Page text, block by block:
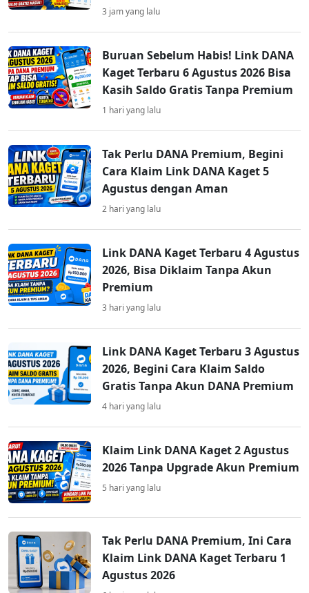
3 jam yang lalu
Buruan Sebelum Habis! Link DANA
Kaget Terbaru 6 Agustus 2026 Bisa
Kasih Saldo Gratis Tanpa Premium
1 hari yang lalu
Tak Perlu DANA Premium, Begini
Cara Klaim Link DANA Kaget 5
Agustus dengan Aman
2 hari yang lalu
Link DANA Kaget Terbaru 4 Agustus
2026, Bisa Diklaim Tanpa Akun
Premium
3 hari yang lalu
Link DANA Kaget Terbaru 3 Agustus
2026, Begini Cara Klaim Saldo
Gratis Tanpa Akun DANA Premium
4 hari yang lalu
Klaim Link DANA Kaget 2 Agustus
2026 Tanpa Upgrade Akun Premium
5 hari yang lalu
Tak Perlu DANA Premium, Ini Cara
Klaim Link DANA Kaget Terbaru 1
Agustus 2026